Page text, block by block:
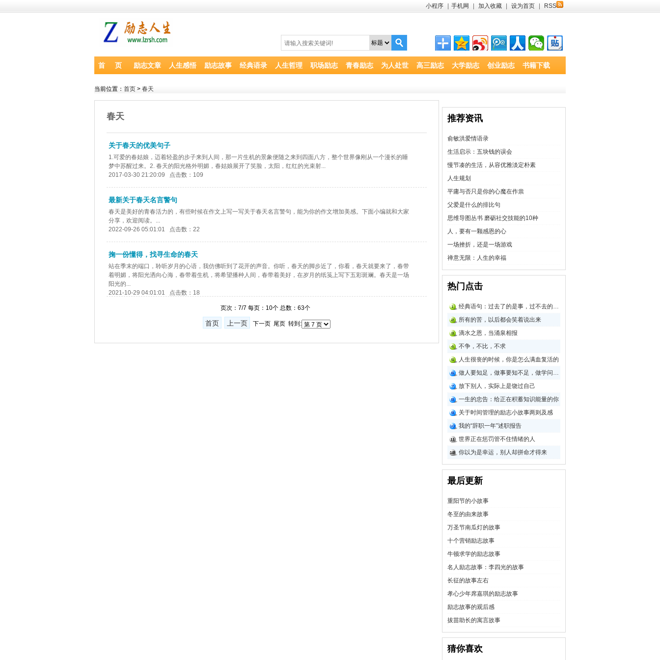
小程序 手机网 加入收藏 设为首页 RSS
首 页 励志文章 人生感悟 励志故事 经典语录 人生哲理 职场励志 青春励志 为人处世 高三励志 大学励志 创业励志 书籍下载
当前位置： 首页 > 春天
春天
关于春天的优美句子
1.可爱的春姑娘，迈着轻盈的步子来到人间，那一片生机的景象便随之来到四面八方，整个世界像刚从一个漫长的睡
梦中苏醒过来。2. 春天的阳光格外明媚，春姑娘展开了笑脸，太阳，红红的光束射...
2017-03-30 21:20:09 点击数：109
最新关于春天名言警句
春天是美好的青春活力的，有些时候在作文上写一写关于春天名言警句，能为你的作文增加美感。下面小编就和大家
分享，欢迎阅读。...
2022-09-26 05:01:01 点击数：22
掬一份懂得，找寻生命的春天
站在季末的端口，聆听岁月的心语，我仿佛听到了花开的声音。你听，春天的脚步近了，你看，春天就要来了，春带
着明媚，将阳光洒向心海，春带着生机，将希望播种人间，春带着美好，在岁月的纸笺上写下五彩斑斓。春天是一场
阳光的...
2021-10-29 04:01:01 点击数：18
页次：7/7 每页：10个 总数：63个
首页 上一页 下一页 尾页 转到:
推荐资讯
俞敏洪爱情语录
生活启示：五块钱的误会
慢节凑的生活，从容优雅淡定朴素
人生规划
平庸与否只是你的心魔在作祟
父爱是什么的排比句
思维导图丛书 磨砺社交技能的10种
人，要有一颗感恩的心
一场挫折，还是一场游戏
禅意无限：人生的幸福
热门点击
经典语句：过去了的是事，过不去的是情
所有的苦，以后都会笑着说出来
滴水之恩，当涌泉相报
不争，不比，不求
人生很丧的时候，你是怎么满血复活的
做人要知足，做事要知不足，做学问要不
放下别人，实际上是饶过自己
一生的忠告：给正在积蓄知识能量的你
关于时间管理的励志小故事两则及感
我的“辞职一年”述职报告
世界正在惩罚管不住情绪的人
你以为是幸运，别人却拼命才得来
最后更新
重阳节的小故事
冬至的由来故事
万圣节南瓜灯的故事
十个营销励志故事
牛顿求学的励志故事
名人励志故事：李四光的故事
长征的故事左右
孝心少年席嘉琪的励志故事
励志故事的观后感
拔苗助长的寓言故事
猜你喜欢